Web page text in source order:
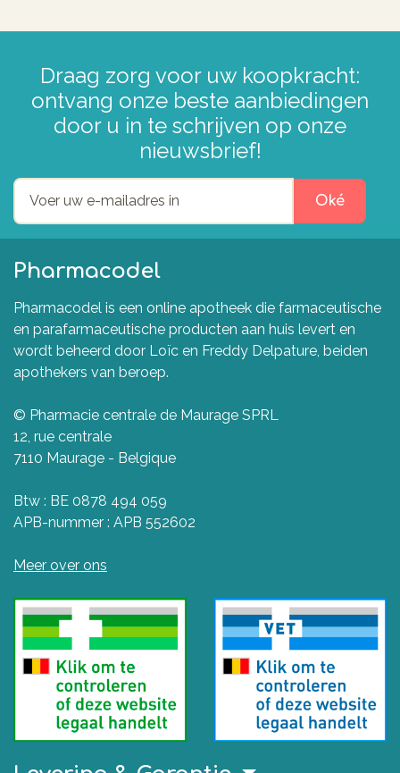
Draag zorg voor uw koopkracht:
ontvang onze beste aanbiedingen
door u in te schrijven op onze
nieuwsbrief!
Oké
Pharmacodel
Pharmacodel is een online apotheek die farmaceutische
en parafarmaceutische producten aan huis levert en
wordt beheerd door Loïc en Freddy Delpature, beiden
apothekers van beroep.
© Pharmacie centrale de Maurage SPRL
12, rue centrale
7110 Maurage - Belgique
Btw : BE 0878 494 059
APB-nummer : APB 552602
Meer over ons